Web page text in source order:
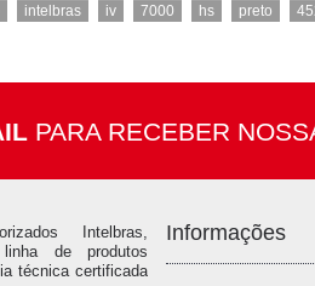
intelbras iv 7000 hs preto
PARA RECEBER
Intelbras,
de produtos
técnica certificada
Informações